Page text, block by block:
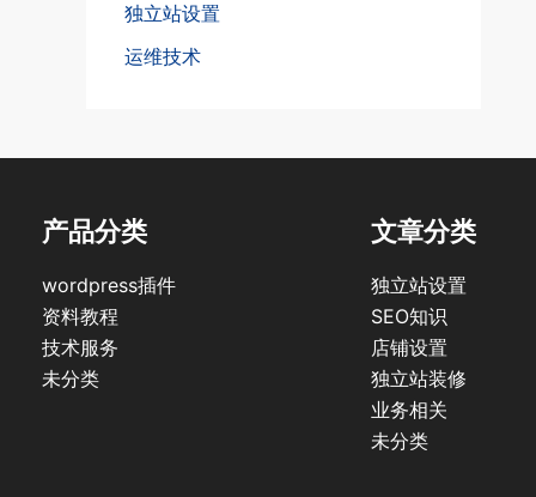
独立站设置
运维技术
产品分类
wordpress插件
资料教程
技术服务
未分类
文章分类
独立站设置
SEO知识
店铺设置
独立站装修
业务相关
未分类